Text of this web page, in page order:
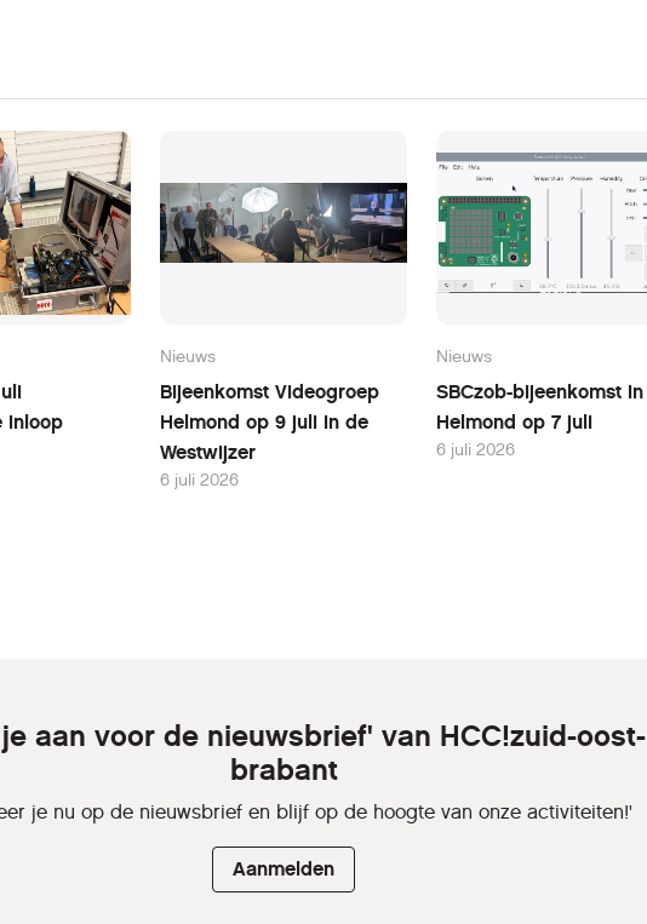
inloop
Nieuws
Bijeenkomst Videogroep
Helmond op 9 juli in de
Westwijzer
6 juli 2026
Nieuws
SBCzob-bijeenkomst in
Helmond op 7 juli
6 juli 2026
aan voor de nieuwsbrief' van HCC!zuid-oost-
brabant
je nu op de nieuwsbrief en blijf op de hoogte van onze activiteiten!'
Aanmelden